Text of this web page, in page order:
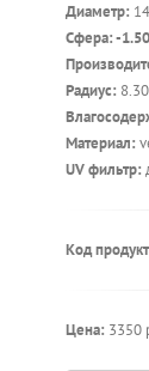
Диаметр:
Сфера: -1.50
Радиус: 8.30
Материал:
UV фильтр:
Код
Цена: 3350